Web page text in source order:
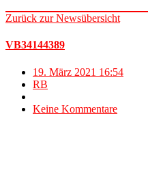
Zurück zur Newsübersicht
VB34144389
19. März 2021 16:54
RB
Keine Kommentare